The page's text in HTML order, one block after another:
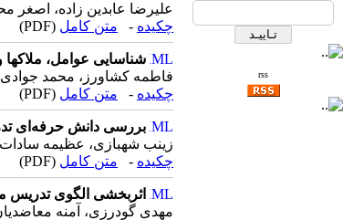
rss
علیرضا عابدین زاده، اصغر
چکیده - متن کامل (PDF)
شناسایی عوامل،
فاطمه کشاورز، محمد
چکیده - متن کامل (PDF)
بررسی دانش حرفه‌ای
زینب شهبازی، عظیمه
چکیده - متن کامل (PDF)
اثربخشی الگوی تدریس
مهدی گودرزی، آمنه